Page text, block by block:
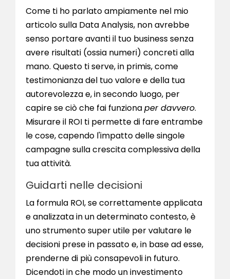
Come ti ho parlato ampiamente nel mio
articolo sulla Data Analysis, non avrebbe
senso portare avanti il tuo business senza
avere risultati (ossia numeri) concreti alla
mano. Questo ti serve, in primis, come
testimonianza del tuo valore e della tua
autorevolezza e, in secondo luogo, per
capire se ciò che fai funzionaper davvero.
Misurare il ROI ti permette di fare entrambe
le cose, capendo l'impatto delle singole
campagne sulla crescita complessiva della
tua attività.
Guidarti nelle decisioni
La formula ROI, se correttamente applicata
e analizzata in un determinato contesto, è
uno strumento super utile per valutare le
decisioni prese in passato e, in base ad esse,
prenderne di più consapevoli in futuro.
Dicendoti in che modo un investimento